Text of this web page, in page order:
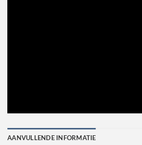
AANVULLENDE INFORMATIE